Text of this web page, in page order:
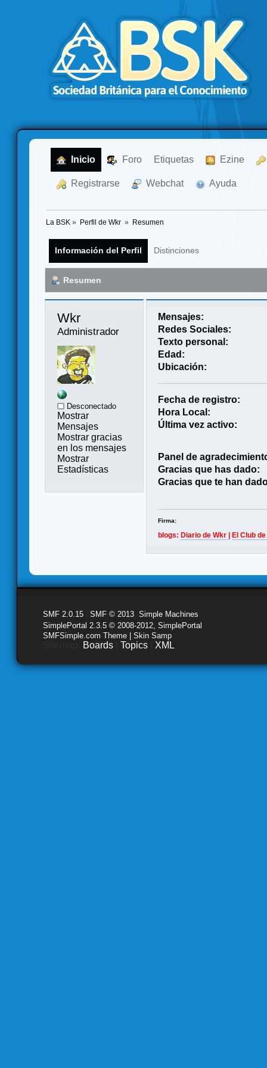
Inicio Foro Etiquetas Ezine
Registrarse Webchat Ayuda
La BSK » Perfil de Wkr » Resumen
Información del Perfil Distinciones
Resumen
Wkr
Administrador
Desconectado
Mostrar
Mensajes
Mostrar gracias
en los mensajes
Mostrar
Estadísticas
Mensajes:
Redes Sociales:
Texto personal:
Edad:
Ubicación:
Fecha de registro:
Hora Local:
Última vez activo:
Panel de
Gracias que has dado:
Gracias que te han
Firma:
blogs:Diario de Wkr |El Club
SMF 2.0.15 SMF © 2013 Simple Machines
SimplePortal 2.3.5 © 2008-2012, SimplePortal
SMFSimple.com Theme | Skin Samp
Boards Topics XML